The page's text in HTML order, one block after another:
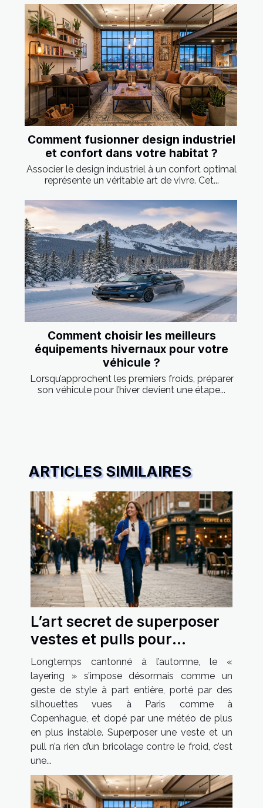
Comment fusionner design industriel
et confort dans votre habitat ?
Associer le design industriel à un confort optimal
représente un véritable art de vivre. Cet...
Comment choisir les meilleurs
équipements hivernaux pour votre
véhicule ?
Lorsqu’approchent les premiers froids, préparer
son véhicule pour l’hiver devient une étape...
ARTICLES SIMILAIRES
L’art secret de superposer
vestes et pulls pour
affirmer sa féminité
Longtemps cantonné à l’automne, le «
layering » s’impose désormais comme un
geste de style à part entière, porté par des
silhouettes vues à Paris comme à
Copenhague, et dopé par une météo de plus
en plus instable. Superposer une veste et un
pull n’a rien d’un bricolage contre le froid, c’est
une...